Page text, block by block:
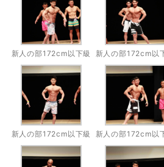
新人の部172cm以下級 新人の部172cm以
新人の部172cm以下級 新人の部172cm以